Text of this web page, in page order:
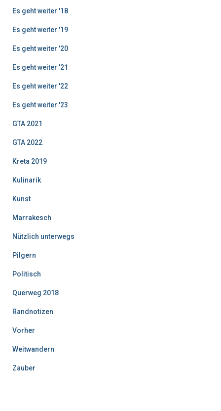
Es geht weiter '18
Es geht weiter '19
Es geht weiter '20
Es geht weiter '21
Es geht weiter '22
Es geht weiter '23
GTA 2021
GTA 2022
Kreta 2019
Kulinarik
Kunst
Marrakesch
Nützlich unterwegs
Pilgern
Politisch
Querweg 2018
Randnotizen
Vorher
Weitwandern
Zauber